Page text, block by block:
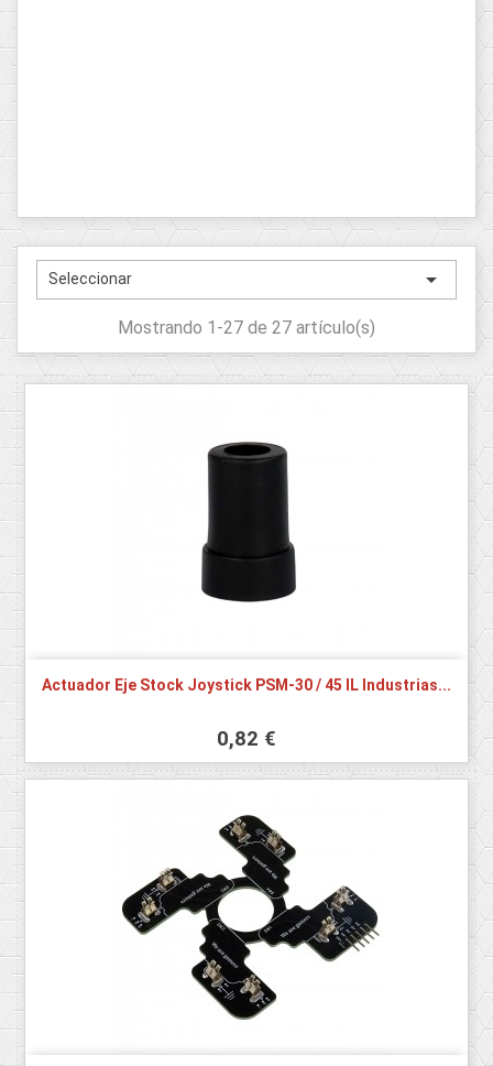
Seleccionar 
Mostrando 1-27 de 27 artículo(s)
Actuador Eje Stock Joystick PSM-30 / 45 IL Industrias...
0,82 €